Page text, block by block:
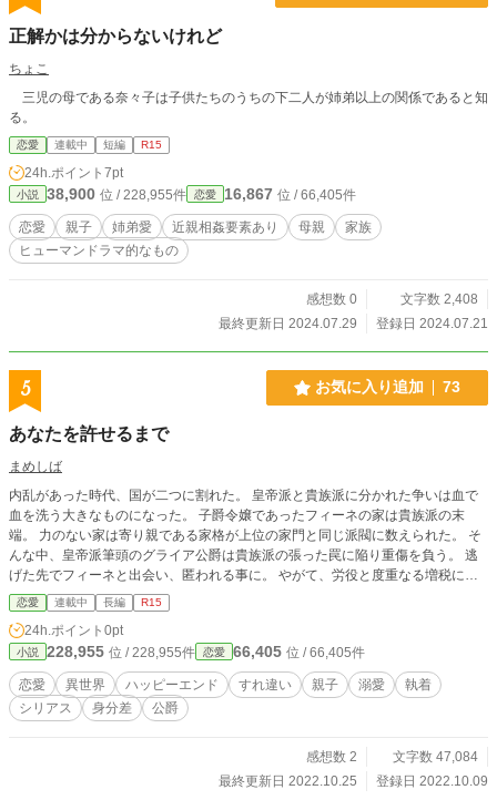
正解かは分からないけれど
ちょこ
三児の母である奈々子は子供たちのうちの下二人が姉弟以上の関係であると知
る。
恋愛 連載中 短編 R15
24h.ポイント 7pt
小説 38,900 位 / 228,955件 恋愛 16,867 位 / 66,405件
恋愛 親子 姉弟愛 近親相姦要素あり 母親
家族
ヒューマンドラマ的なもの
感想数 0
文字数 2,408
最終更新日 2024.07.29
登録日 2024.07.21
5 お気に入り追加 73
あなたを許せるまで
まめしば
内乱があった時代、国が二つに割れた。 皇帝派と貴族派に分かれた争いは血で
血を洗う大きなものになった。 子爵令嬢であったフィーネの家は貴族派の末
端。 力のない家は寄り親である家格が上位の家門と同じ派閥に数えられた。 そ
んな中、皇帝派筆頭のグライア公爵は貴族派の張った罠に陥り重傷を負う。 逃
げた先でフィーネと出会い、匿われる事に。 やがて、労役と度重なる増税に苦
しんだ民衆まで巻き込んだ争いは皇帝派のトップ帝国の皇太子が勝利を収める事
になる。 争いが皇帝派の勝利で終わる頃、フィーネの身には新たな命が宿って
いた・・・・。 これはそんなフィーネが一人息子を出産してから公爵と再会し
紆余曲折を経て幸せになるまでのお話。 ◇◇◇◇◇◇◇◇◇◇◇ ※この作品は
他サイト 小説家になろう でも掲載しています。 感想を頂けた場合、読ませ
て頂きますがそれに対しての返信は控えさせて頂きます。 荒らし行為や、作品
のクレーム等は執筆に支障をきたしますのでご遠慮願います。 誤字脱字は人間
恋愛 連載中 長編 R15
24h.ポイント 0pt
小説 228,955 位 / 228,955件 恋愛 66,405 位 / 66,405件
恋愛 異世界 ハッピーエンド すれ違い 親子 溺愛
執着
シリアス
身分差 公爵
感想数 2
文字数 47,084
最終更新日 2022.10.25
登録日 2022.10.09